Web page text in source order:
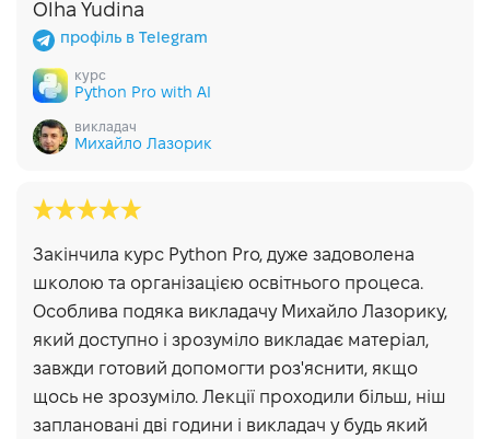
Olha Yudina
профіль в Telegram
курс
Python Pro with AI
викладач
Михайло Лазорик
Закінчила курс Python Pro, дуже задоволена
школою та організацією освітнього процеса.
Особлива подяка викладачу Михайло Лазорику,
який доступно і зрозуміло викладає матеріал,
завжди готовий допомогти роз'яснити, якщо
щось не зрозуміло. Лекції проходили більш, ніш
заплановані дві години і викладач у будь який